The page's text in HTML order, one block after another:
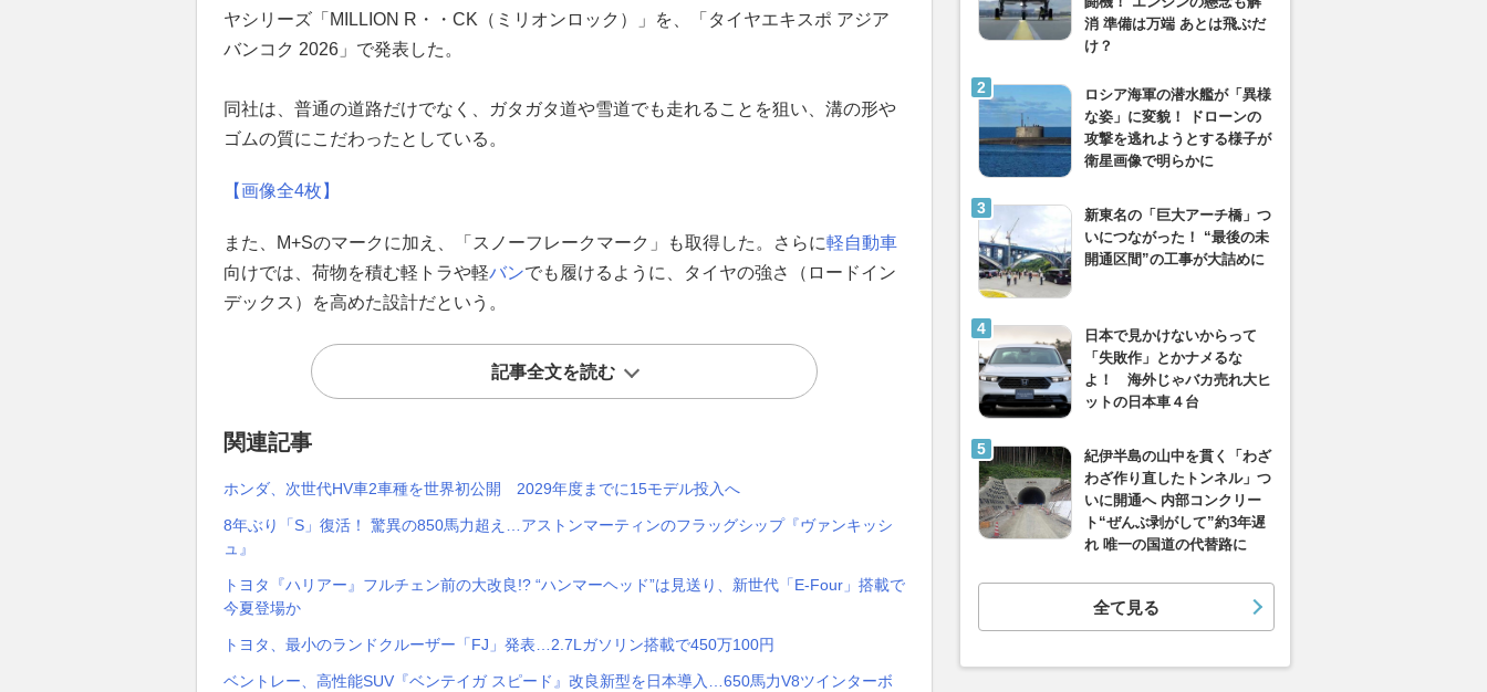
ヤシリーズ「MILLION R・・CK（ミリオンロック）」を、「タイヤエキスポ アジア
バンコク 2026」で発表した。
同社は、普通の道路だけでなく、ガタガタ道や雪道でも走れることを狙い、溝の形や
ゴムの質にこだわったとしている。
【画像全4枚】
また、M+Sのマークに加え、「スノーフレークマーク」も取得した。さらに軽自動車
向けでは、荷物を積む軽トラや軽バンでも履けるように、タイヤの強さ（ロードイン
デックス）を高めた設計だという。
記事全文を読む
関連記事
ホンダ、次世代HV車2車種を世界初公開 2029年度までに15モデル投入へ
8年ぶり「S」復活！ 驚異の850馬力超え…アストンマーティンのフラッグシップ『ヴァンキッシ
ュ』
トヨタ『ハリアー』フルチェン前の大改良!? “ハンマーヘッド”は見送り、新世代「E-Four」搭載で
今夏登場か
トヨタ、最小のランドクルーザー「FJ」発表…2.7Lガソリン搭載で450万100円
ベントレー、高性能SUV『ベンテイガ スピード』改良新型を日本導入…650馬力V8ツインターボ
消 準備は万端 あとは飛ぶだ
け？
ロシア海軍の潜水艦が「異様
な姿」に変貌！ ドローンの
攻撃を逃れようとする様子が
衛星画像で明らかに
新東名の「巨大アーチ橋」つ
いにつながった！ “最後の未
開通区間”の工事が大詰めに
日本で見かけないからって
「失敗作」とかナメるな
よ！ 海外じゃバカ売れ大ヒ
ットの日本車４台
紀伊半島の山中を貫く「わざ
わざ作り直したトンネル」つ
いに開通へ 内部コンクリー
ト“ぜんぶ剥がして”約3年遅
れ 唯一の国道の代替路に
全て見る